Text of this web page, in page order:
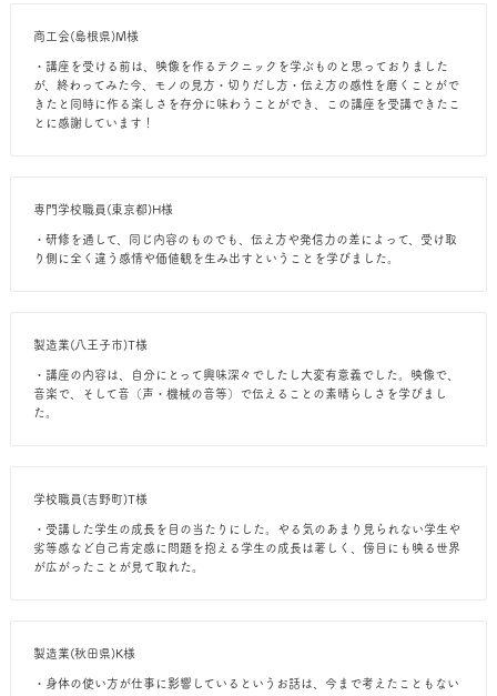
商工会(島根県)M様
・講座を受ける前は、映像を作るテクニックを学ぶものと思っておりました
が、終わってみた今、モノの見方・切りだし方・伝え方の感性を磨くことがで
きたと同時に作る楽しさを存分に味わうことができ、この講座を受講できたこ
とに感謝しています！
専門学校職員(東京都)H様
・研修を通して、同じ内容のものでも、伝え方や発信力の差によって、受け取
り側に全く違う感情や価値観を生み出すということを学びました。
製造業(八王子市)T様
・講座の内容は、自分にとって興味深々でしたし大変有意義でした。映像で、
音楽で、そして音（声・機械の音等）で伝えることの素晴らしさを学びまし
た。
学校職員(吉野町)T様
・受講した学生の成長を目の当たりにした。やる気のあまり見られない学生や
劣等感など自己肯定感に問題を抱える学生の成長は著しく、傍目にも映る世界
が広がったことが見て取れた。
製造業(秋田県)K様
・身体の使い方が仕事に影響しているというお話は、今まで考えたこともない